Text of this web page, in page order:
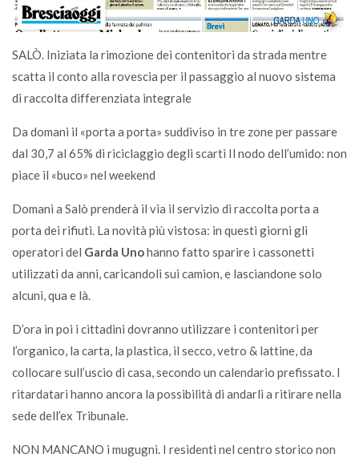
SALÒ. Iniziata la rimozione dei contenitori da strada mentre
scatta il conto alla rovescia per il passaggio al nuovo sistema
di raccolta differenziata integrale
Da domani il «porta a porta» suddiviso in tre zone per passare
dal 30,7 al 65% di riciclaggio degli scarti Il nodo dell’umido: non
piace il «buco» nel weekend
Domani a Salò prenderà il via il servizio di raccolta porta a
porta dei rifiuti. La novità più vistosa: in questi giorni gli
operatori del Garda Unohanno fatto sparire i cassonetti
utilizzati da anni, caricandoli sui camion, e lasciandone solo
alcuni, qua e là.
D’ora in poi i cittadini dovranno utilizzare i contenitori per
l’organico, la carta, la plastica, il secco, vetro & lattine, da
collocare sull’uscio di casa, secondo un calendario prefissato. I
ritardatari hanno ancora la possibilità di andarli a ritirare nella
sede dell’ex Tribunale.
NON MANCANO i mugugni. I residenti nel centro storico non